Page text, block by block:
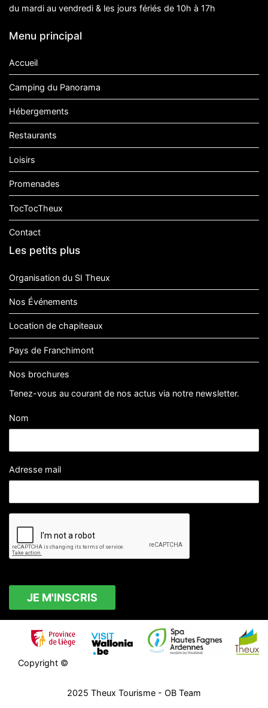
du mardi au vendredi & les jours fériés de 10h à 17h
Menu principal
Accueil
Camping du Panorama
Hébergements
Restaurants
Loisirs
Promenades
TocTocTheux
Contact
Les petits plus
Organisation du SI Theux
Nos Événements
Location de chapiteaux
Pays de Franchimont
Nos brochures
Tenez-vous au courant de nos actus via notre newsletter.
Nom
Adresse mail
Copyright ©
2025 Theux Tourisme - OB Team